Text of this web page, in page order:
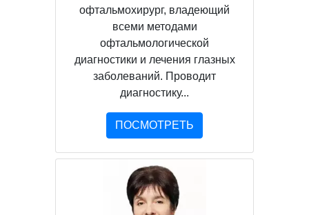
офтальмохирург, владеющий
всеми методами
офтальмологической
диагностики и лечения глазных
заболеваний. Проводит
диагностику...
ПОСМОТРЕТЬ